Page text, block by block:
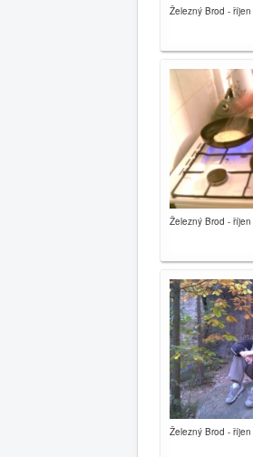
Železný Brod -
Železný Brod -
Železný Brod -